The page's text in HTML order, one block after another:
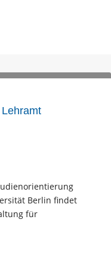
Berlin findet
für